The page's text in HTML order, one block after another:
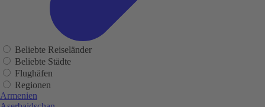
Beliebte Reiseländer
Beliebte Städte
Flughäfen
Regionen
Armenien